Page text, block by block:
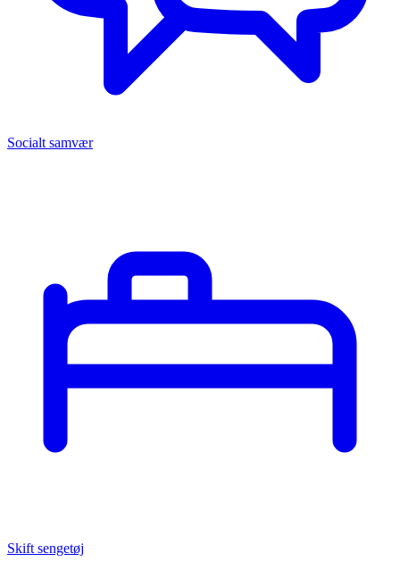
Socialt samvær
Skift sengetøj